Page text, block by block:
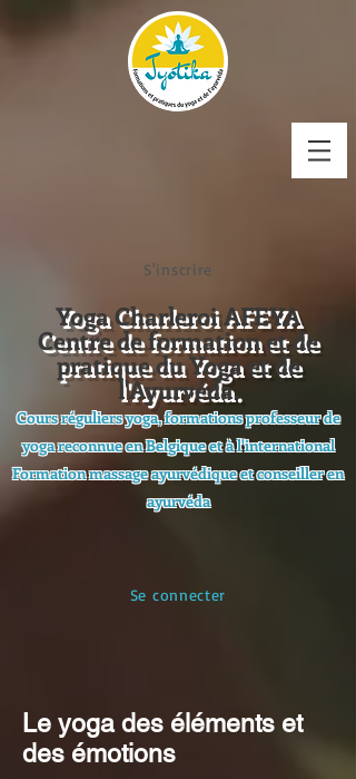
S'inscrire
Yoga Charleroi AFEYA
Centre de formation et de
pratique du Yoga et de
l'Ayurvéda.
Cours réguliers yoga, formations professeur de
yoga reconnue en Belgique et à l'international
Formation massage ayurvédique et conseiller en
ayurvéda
Se connecter
Le yoga des éléments et
des émotions